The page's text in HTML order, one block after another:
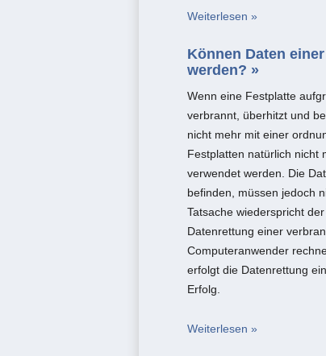
Weiterlesen »
Können Daten
werden? »
Wenn eine Festplatte
verbrannt, überhitzt und
nicht mehr mit einer
Festplatten natürlich nicht
verwendet werden. Die
befinden, müssen jedoch
Tatsache wiederspricht
Datenrettung einer
Computeranwender
erfolgt die Datenrettung
Erfolg.
Weiterlesen »